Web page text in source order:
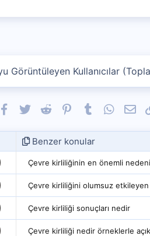
Görüntüleyen Kullanıcılar
Facebook
TwitterReddit PinterestTumblr E-
Benzer konular
Çevre kirliliğinin en önemli
Çevre kirliliğini olumsuz
Çevre kirliliği sonuçları nedir
Çevre kirliliği nedir örneklerle